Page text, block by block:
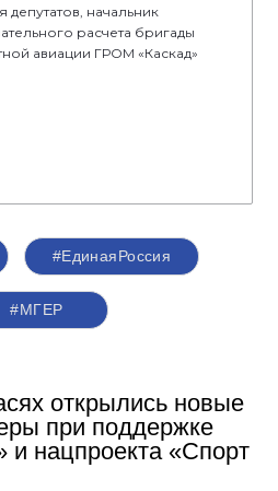
депутатов, начальник
расчета бригады
авиации ГРОМ «Каскад»
#ЕдинаяРоссия
#‎МГЕР‬
открылись новые
при поддержке
и нацпроекта «Спорт